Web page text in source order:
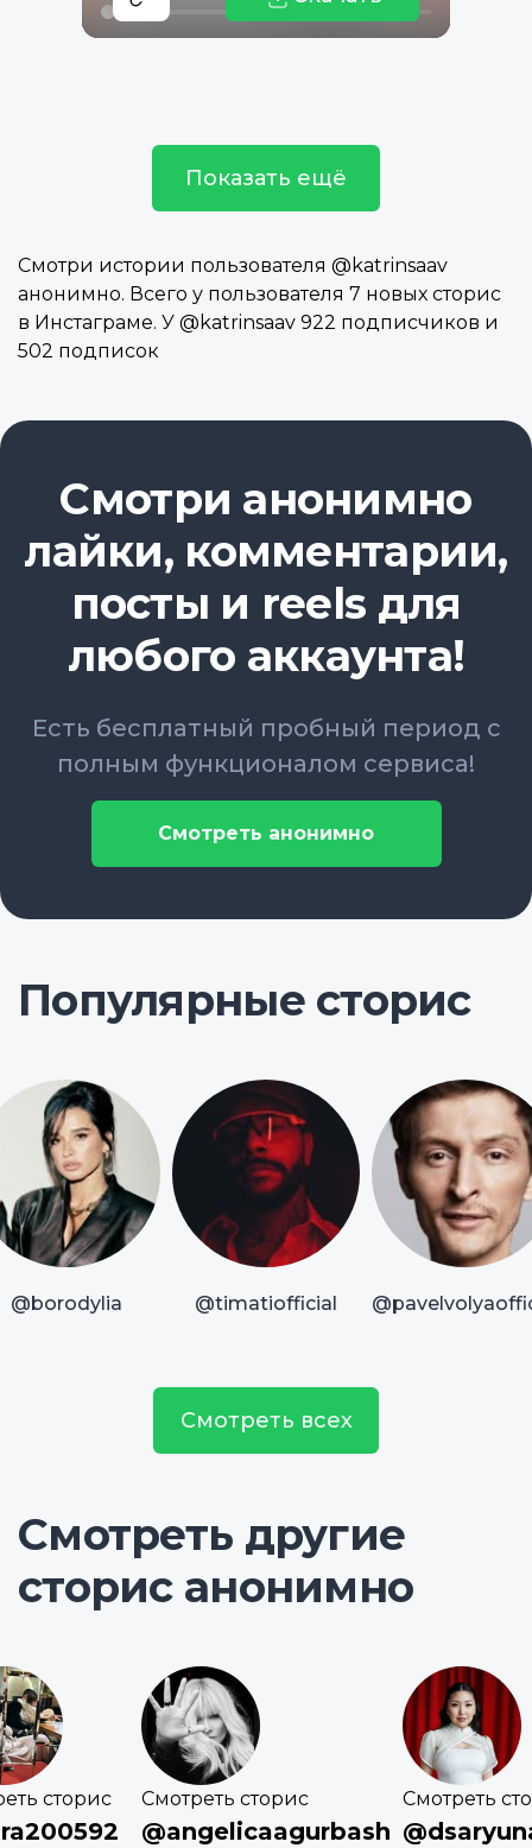
Показать ещё
Смотри истории пользователя @katrinsaav
анонимно. Всего у пользователя 7 новых сторис
в Инстаграме. У @katrinsaav 922 подписчиков и
502 подписок
Смотри анонимно
лайки, комментарии,
посты и reels для
любого аккаунта!
Есть бесплатный пробный период с
полным функционалом сервиса!
Смотреть анонимно
Популярные сторис
@borodylia @timatiofficial
Смотреть всех
Смотреть другие
сторис анонимно
сторис Смотреть сторис
@angelicaagurbash
Смотреть